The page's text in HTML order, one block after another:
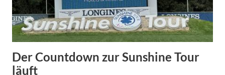
Der Countdown zur Sunshine Tour
läuft